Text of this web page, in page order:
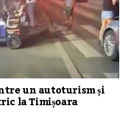
un autoturism și
la Timișoara